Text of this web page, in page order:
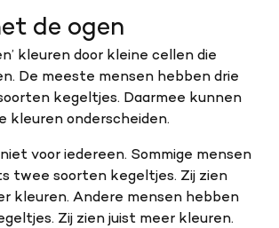
de ogen
kleuren door kleine cellen die
De meeste mensen hebben drie
kegeltjes. Daarmee kunnen
kleuren onderscheiden.
voor iedereen. Sommige mensen
twee soorten kegeltjes. Zij zien
kleuren. Andere mensen hebben
Zij zien juist meer kleuren.